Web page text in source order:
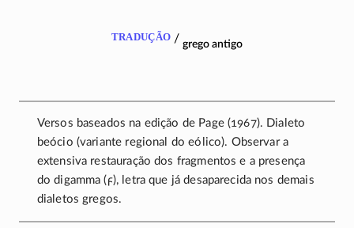
tradução / grego antigo
Versos baseados na edição de Page (1967). Dialeto
beócio (variante regional do eólico). Observar a
extensiva restauração dos fragmentos e a presença
do digamma ( ϝ), letra que já desaparecida nos demais
dialetos gregos.